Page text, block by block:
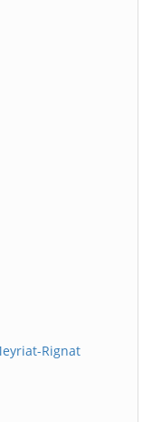
Rignat